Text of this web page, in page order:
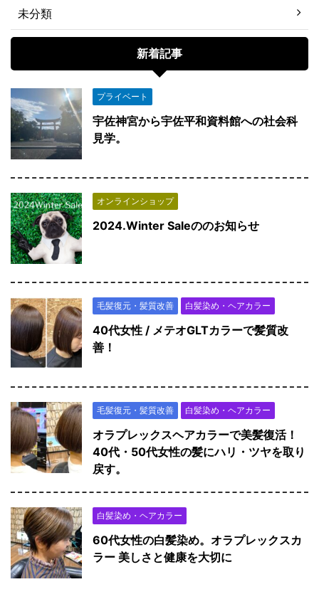
未分類
新着記事
プライベート
宇佐神宮から宇佐平和資料館への社会科
見学。
オンラインショップ
2024.Winter Saleののお知らせ
毛髪復元・髪質改善 白髪染め・ヘアカラー
40代女性 / メテオGLTカラーで髪質改
善！
毛髪復元・髪質改善 白髪染め・ヘアカラー
オラプレックスヘアカラーで美髪復活！
40代・50代女性の髪にハリ・ツヤを取り
戻す。
白髪染め・ヘアカラー
60代女性の白髪染め。オラプレックスカ
ラー 美しさと健康を大切に